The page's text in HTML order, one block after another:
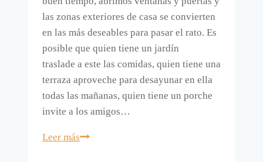
las zonas exteriores de casa se convierten
en las más deseables para pasar el rato. Es
posible que quien tiene un jardín
traslade a este las comidas, quien tiene una
terraza aproveche para desayunar en ella
todas las mañanas, quien tiene un porche
invite a los amigos…
Leer másDecorar